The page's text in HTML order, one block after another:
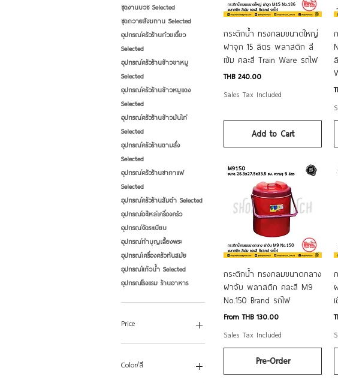
ชุดงานบวช Selected
ชุดถวายสังฆทาน Selected
อุปกรณ์ครัวร้านก๋วยเตี๋ยว
Selected
อุปกรณ์ครัวร้านข้าวขาหมู
Selected
อุปกรณ์ครัวร้านข้าวหมูแดง
Selected
อุปกรณ์ครัวร้านข้าวมันไก่
Selected
อุปกรณ์ครัวร้านตามสั่ง
Selected
อุปกรณ์ครัวร้านชากาแฟ
Selected
อุปกรณ์ครัวร้านส้มตำ Selected
อุปกรณ์อะไหล่เครื่องครัว
อุปกรณ์จัดระเบียบ
อุปกรณ์ทำบุญเลี้ยงพระ
อุปกรณ์เครื่องครัวทันสมัย
อุปกรณ์แก้วน้ำ Selected
อุปกรณ์โรงแรม ร้านอาหาร
Price
THB 30
Color/สี
Quick View
กระติกน้ำ ทรงกลมขนาดใหญ่
ฝาจุก 15 ลิตร พลาสติก สี
เข้ม คละสี Train Ware รถไฟ
Price
THB 240.00
Sales Tax Included
Add to Cart
Quick View
กระติกน้ำ ทรงกลมขนาดกลาง
ฝาจับ พลาสติก คละสี M9
No.150 Brand รถไฟ
FromTHB 130.00
Sale Price
Sales Tax Included
Pre-Order